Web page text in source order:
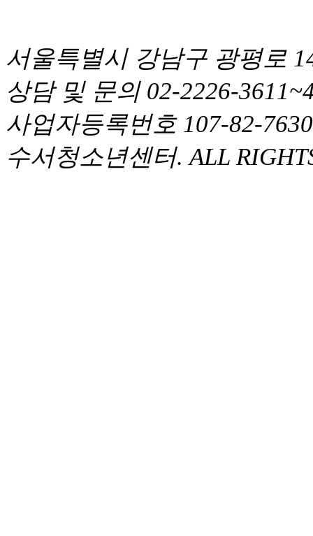
서울특별시 강남구 광
상담 및 문의 02-2226-
사업자등록번호 107-
수서청소년센터. ALL